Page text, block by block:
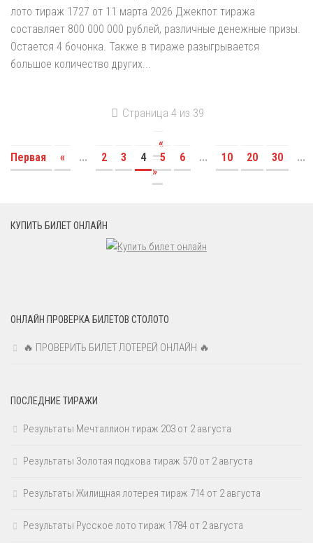
лото тираж 1727 от 11 марта 2026 Джекпот тиража
составляет 800 000 000 рублей, различные денежные призы.
Остается 4 бочонка. Также в тираже разыгрывается
большое количество других...
Страница 4 из 39
«
Первая
« ... 2 3 4 5 6 ... 10 20 30
...
»
КУПИТЬ БИЛЕТ ОНЛАЙН
ОНЛАЙН ПРОВЕРКА БИЛЕТОВ СТОЛОТО
🔥 ПРОВЕРИТЬ БИЛЕТ ЛОТЕРЕЙ ОНЛАЙН 🔥
ПОСЛЕДНИЕ ТИРАЖИ
Результаты Мечталлион тираж 203 от 2 августа
Результаты Золотая подкова тираж 570 от 2 августа
Результаты Жилищная лотерея тираж 714 от 2 августа
Результаты Русское лото тираж 1784 от 2 августа